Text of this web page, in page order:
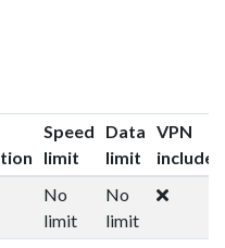
Speed
limit
Data
limit
VPN
included
No
limit
No
limit